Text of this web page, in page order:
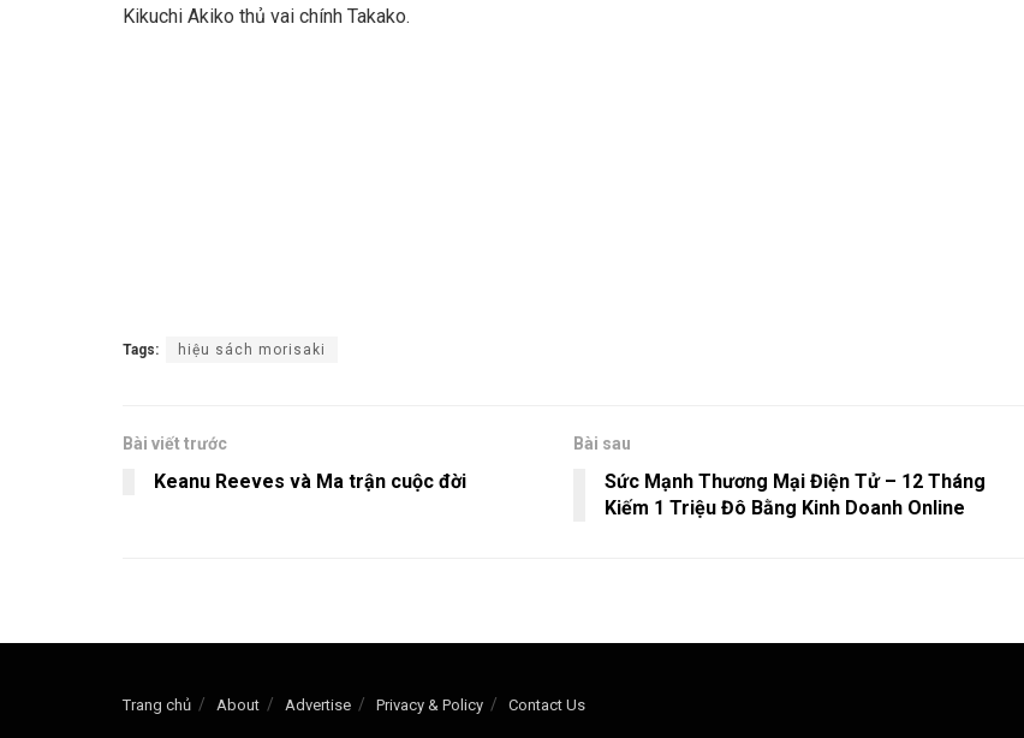
Kikuchi Akiko thủ vai chính Takako.
Tags: hiệu sách morisaki
Bài viết trước
Keanu Reeves và Ma trận cuộc đời
Bài sau
Sức Mạnh Thương Mại Điện Tử – 12 Tháng
Kiếm 1 Triệu Đô Bằng Kinh Doanh Online
Trang chủ About Advertise Privacy & Policy Contact Us